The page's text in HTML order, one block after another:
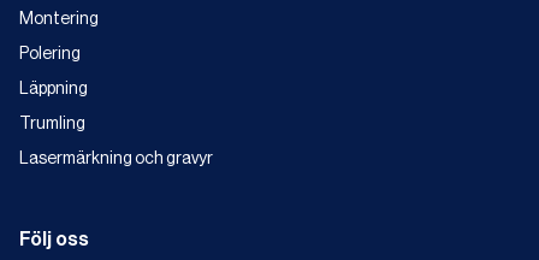
Montering
Polering
Läppning
Trumling
Lasermärkning och gravyr
Följ oss